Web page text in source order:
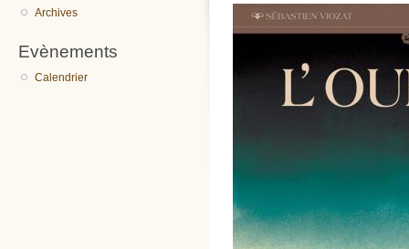
Archives
Evènements
Calendrier